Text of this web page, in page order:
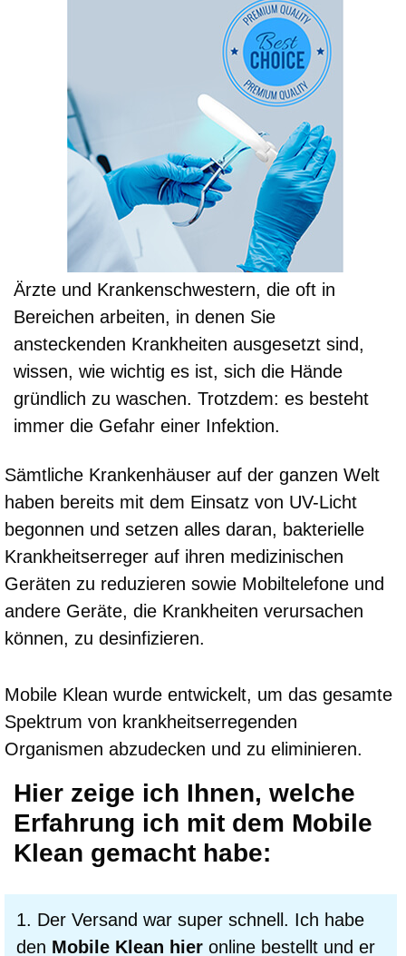
Ärzte und Krankenschwestern, die oft in
Bereichen arbeiten, in denen Sie
ansteckenden Krankheiten ausgesetzt sind,
wissen, wie wichtig es ist, sich die Hände
gründlich zu waschen. Trotzdem: es besteht
immer die Gefahr einer Infektion.
Sämtliche Krankenhäuser auf der ganzen Welt
haben bereits mit dem Einsatz von UV-Licht
begonnen und setzen alles daran, bakterielle
Krankheitserreger auf ihren medizinischen
Geräten zu reduzieren sowie Mobiltelefone und
andere Geräte, die Krankheiten verursachen
können, zu desinfizieren.
Mobile Klean wurde entwickelt, um das gesamte
Spektrum von krankheitserregenden
Organismen abzudecken und zu eliminieren.
Hier zeige ich Ihnen, welche
Erfahrung ich mit dem Mobile
Klean gemacht habe:
1. Der Versand war super schnell. Ich habe
den Mobile Klean hier online bestellt und er